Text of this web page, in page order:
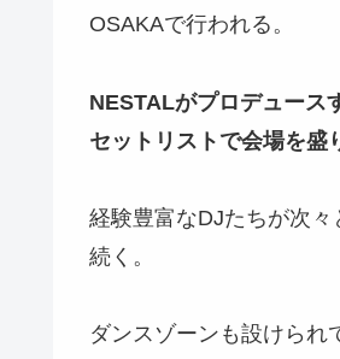
OSAKAで行われる。
NESTALがプロデュース
セットリストで会場を盛
経験豊富なDJたちが次
続く。
ダンスゾーンも設けられ